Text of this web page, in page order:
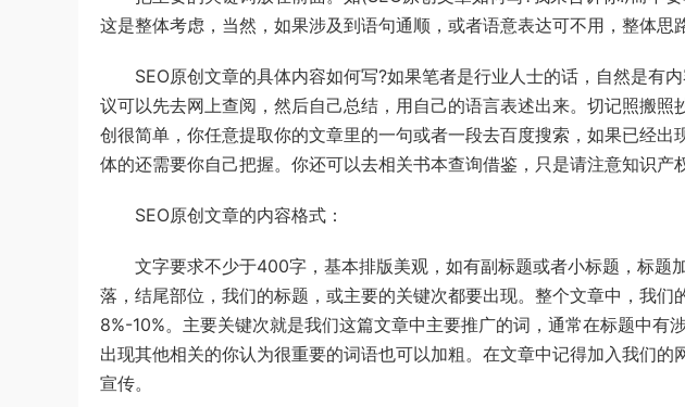
这是整体考虑，当然，如果涉及到语句通顺，或者语意表达可不用，整体思
SEO原创文章的具体内容如何写?如果笔者是行业人士的话，自然是有
议可以先去网上查阅，然后自己总结，用自己的语言表述出来。切记照搬
创很简单，你任意提取你的文章里的一句或者一段去百度搜索，如果已经
体的还需要你自己把握。你还可以去相关书本查询借鉴，只是请注意知识产权
SEO原创文章的内容格式：
文字要求不少于400字，基本排版美观，如有副标题或者小标题，标题
落，结尾部位，我们的标题，或主要的关键次都要出现。整个文章中，我们
8%-10%。主要关键次就是我们这篇文章中主要推广的词，通常在标题中有
出现其他相关的你认为很重要的词语也可以加粗。在文章中记得加入我们
宣传。